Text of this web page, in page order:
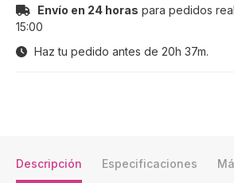
Envío en 24 horas para pedidos
15:00
Haz tu pedido antes de 20h 37m.
Descripción Especificaciones